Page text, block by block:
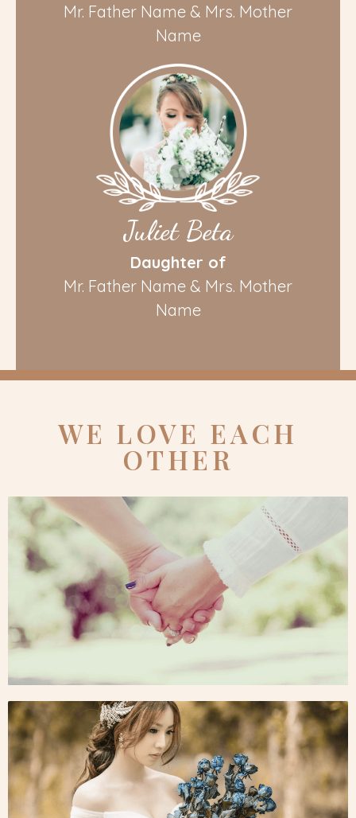
Mr. Father Name & Mrs. Mother
Name
Juliet Beta
Daughter of
Mr. Father Name & Mrs. Mother
Name
WE LOVE EACH
OTHER